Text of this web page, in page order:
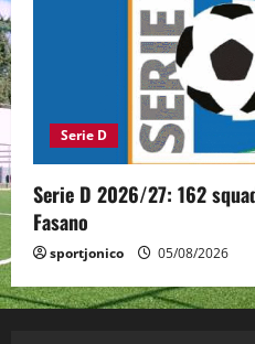
Serie D
Serie D 2026/27: 162
Fasano
sportjonico 05/08/2026